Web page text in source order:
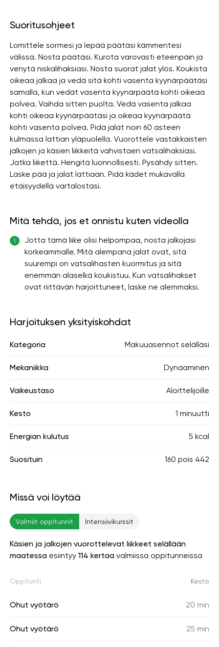
Suoritusohjeet
Lomittele sormesi ja lepää päätäsi kämmentesi
välissä. Nosta päätäsi. Kurota varovasti eteenpäin ja
venytä niskalihaksiasi. Nosta suorat jalat ylös. Koukista
oikeaa jalkaa ja vedä sitä kohti vasenta kyynärpäätäsi
samalla, kun vedät vasenta kyynärpäätä kohti oikeaa
polvea. Vaihda sitten puolta. Vedä vasenta jalkaa
kohti oikeaa kyynärpäätäsi ja oikeaa kyynärpäätä
kohti vasenta polvea. Pidä jalat noin 60 asteen
kulmassa lattian yläpuolella. Vuorottele vastakkaisten
jalkojen ja käsien liikkeitä vahvistaen vatsalihaksiasi.
Jatka liikettä. Hengitä luonnollisesti. Pysähdy sitten.
Laske pää ja jalat lattiaan. Pidä kädet mukavalla
etäisyydellä vartalostasi.
Mitä tehdä, jos et onnistu kuten videolla
1
Jotta tämä liike olisi helpompaa, nosta jalkojasi
korkeammalle. Mitä alempana jalat ovat, sitä
suurempi on vatsalihasten kuormitus ja sitä
enemmän alaselkä koukistuu. Kun vatsalihakset
ovat riittävän harjoittuneet, laske ne alemmaksi.
Harjoituksen yksityiskohdat
Kategoria Makuuasennot selälläsi
Mekaniikka Dynaaminen
Vaikeustaso Aloittelijoille
Kesto 1 minuutti
Energian kulutus 5 kcal
Suosituin 160 pois 442
Missä voi löytää
Valmiit oppitunnit Intensiivikurssit
Käsien ja jalkojen vuorottelevat liikkeet selällään
maatessa esiintyy 114 kertaa valmiissa oppitunneissa
Oppitunti Kesto
Ohut vyötärö 20 min
Ohut vyötärö 25 min